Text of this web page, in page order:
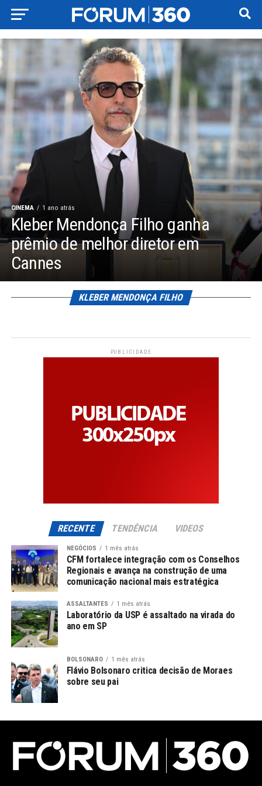
CINEMA 1 ano atrás
Kleber Mendonça Filho ganha
prêmio de melhor diretor em
Cannes
KLEBER MENDONÇA FILHO
PUBLICIDADE
RECENTE TENDÊNCIA VIDEOS
NEGÓCIOS 1 mês atrás
CFM fortalece integração com os Conselhos
Regionais e avança na construção de uma
comunicação nacional mais estratégica
ASSALTANTES 1 mês atrás
Laboratório da USP é assaltado na virada do
ano em SP
BOLSONARO 1 mês atrás
Flávio Bolsonaro critica decisão de Moraes
sobre seu pai